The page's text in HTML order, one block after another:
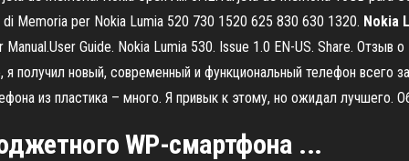
Memoria per Nokia Lumia 520 730 1520 625 830 630 1320. Nokia
Guide. Nokia Lumia 530. Issue 1.0 EN-US. Share. Отзыв о
получил новый, современный и функциональный телефон всего
из пластика – много. Я привык к этому, но ожидал лучшего.
WP-смартфона ...